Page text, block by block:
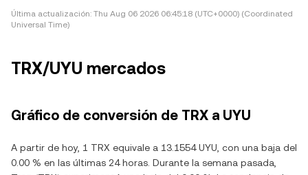
Última actualización: Thu Aug 06 2026 06:45:18 (UTC+0000) (Coordinated
Universal Time)
TRX/UYU mercados
Gráfico de conversión de TRX a UYU
A partir de hoy, 1 TRX equivale a 13.1554 UYU, con una baja del
0.00 % en las últimas 24 horas. Durante la semana pasada,